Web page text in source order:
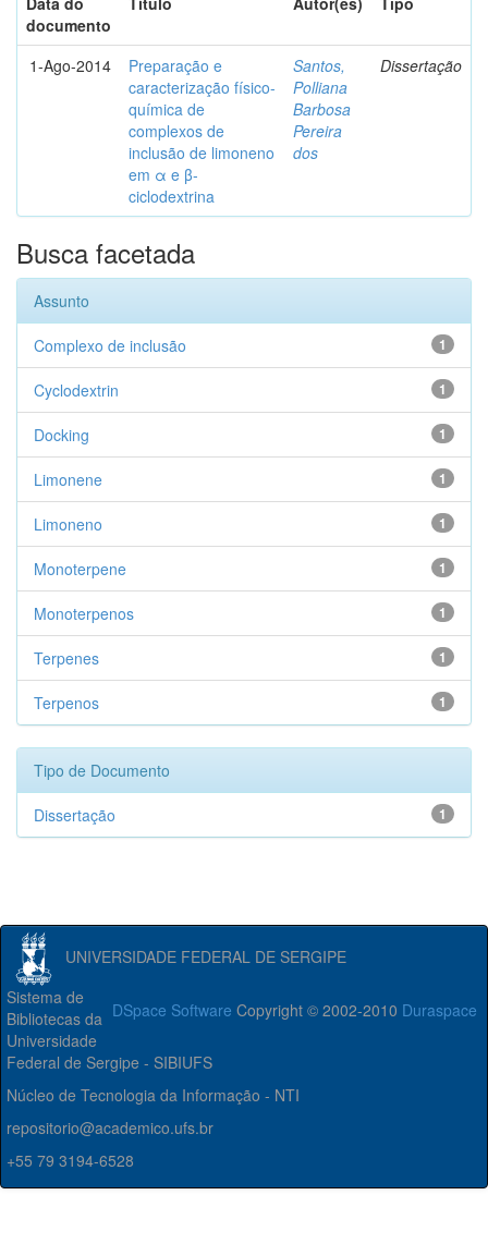
documento
1-Ago-2014
Preparação e
caracterização físico-
química de
complexos de
inclusão de limoneno
em α e β-
ciclodextrina
Santos,
Polliana
Barbosa
Pereira
dos
Dissertação
Busca facetada
Assunto
1
Complexo de inclusão
1
Cyclodextrin
1
Docking
1
Limonene
1
Limoneno
1
Monoterpene
1
Monoterpenos
1
Terpenes
1
Terpenos
Tipo de Documento
1
Dissertação
UNIVERSIDADE FEDERAL DE SERGIPE
DSpace Software Copyright © 2002-2010 Duraspace
Sistema de
Bibliotecas da
Universidade
Federal de Sergipe - SIBIUFS
Núcleo de Tecnologia da Informação - NTI
repositorio@academico.ufs.br
+55 79 3194-6528